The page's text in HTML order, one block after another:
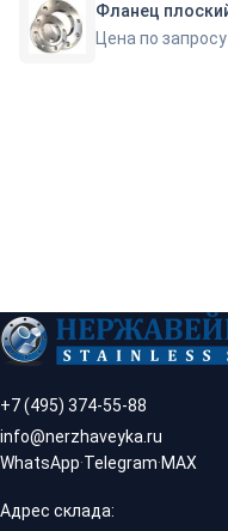
Цена по запросу
+7 (495) 374-55-88
info@nerzhaveyka.ru
WhatsApp·Telegram·MAX
Адрес склада: